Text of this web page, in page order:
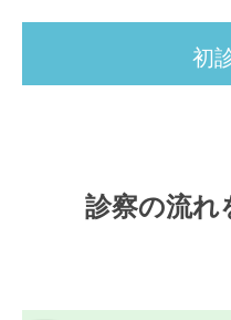
お知らせ
初
診察の流れ